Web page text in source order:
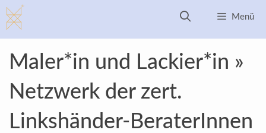
Zum
Inhalt
springen
Menü
Maler*in und Lackier*in »
Netzwerk der zert.
Linkshänder-BeraterInnen